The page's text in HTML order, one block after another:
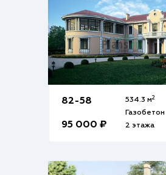
82-58
95 000 ₽
534.3 м2
Газобетон
2 этажа